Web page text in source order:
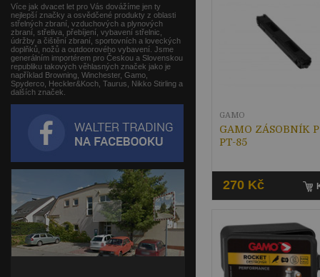
GAMO ZÁSOBNÍK
PT-85
GAMO
270 Kč
Více jak dvacet let pro Vás dovážíme jen ty
nejlepší značky a osvědčené produkty z oblasti
střelných zbraní, vzduchových a plynových
zbraní, střeliva, přebíjení, vybavení střelnic,
údržby a čištění zbraní, sportovních a loveckých
doplňků, nožů a outdoorového vybavení. Jsme
generálním importérem pro Českou a Slovenskou
republiku takových věhlasných značek jako je
například Browning, Winchester, Gamo,
Spyderco, Heckler&Koch, Taurus, Nikko Stirling a
dalších značek.